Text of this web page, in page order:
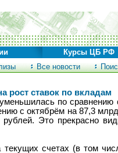
Все новости
Курсы ЦБ РФ
рост ставок по вкладам
по
с октябрём на 87,3
Это прекрасно
счетах (в том